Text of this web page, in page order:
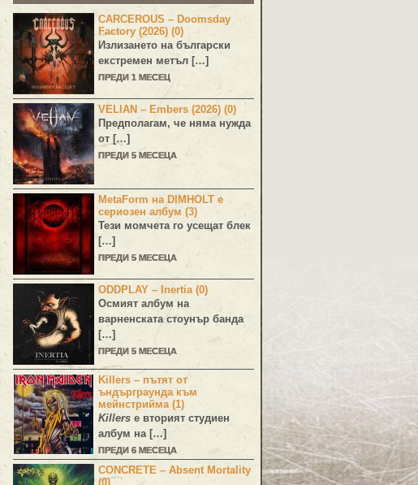
CARCEROUS – Doomsday
Factory (2026) (0)
Излизането на български
екстремен метъл […]
ПРЕДИ 1 МЕСЕЦ
VELIAN – Embers (2026) (0)
Предполагам, че няма нужда
от […]
ПРЕДИ 5 МЕСЕЦА
MetaForm на DIMHOLT е
сериозен албум (3)
Тези момчета го усещат блек
[…]
ПРЕДИ 5 МЕСЕЦА
ODDPLAY – Inertia (0)
Осмият албум на
варненската стоунър банда
[…]
ПРЕДИ 5 МЕСЕЦА
Killers – пътят от
ъндърграунда към
мейнстрийма (1)
Killers е вторият студиен
албум на […]
ПРЕДИ 6 МЕСЕЦА
CONCRETE – Absent Mortality
(0)